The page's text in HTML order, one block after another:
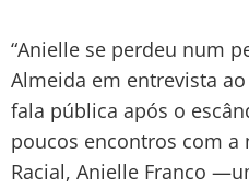
“Anielle se perdeu num
Almeida em entrevista
fala pública após o
poucos encontros com
Racial, Anielle Franco